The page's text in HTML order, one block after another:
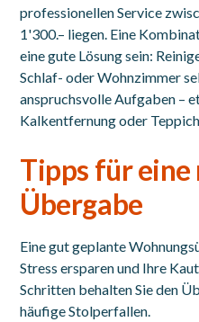
professionellen Service
1'300.– liegen. Eine
eine gute Lösung sein:
Schlaf- oder Wohnzimmer
anspruchsvolle Aufgaben –
Kalkentfernung oder
Tipps für eine
Übergabe
Eine gut geplante
Stress ersparen und Ihre
Schritten behalten Sie den
häufige Stolperfallen.